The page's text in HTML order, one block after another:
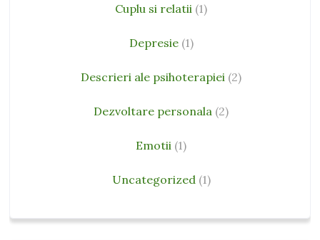
Cuplu si relatii (1)
Depresie(1)
Descrieri ale psihoterapiei (2)
Dezvoltare personala (2)
Emotii (1)
Uncategorized (1)